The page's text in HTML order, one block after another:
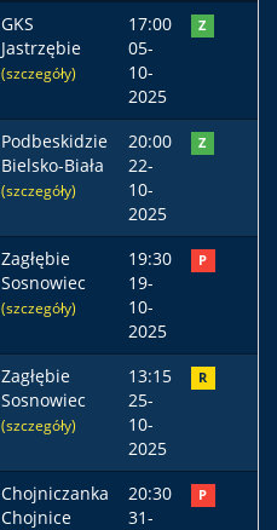
GKS
Jastrzębie
(szczegóły)
17:00
05-
10-
2025
Z
Podbeskidzie
Bielsko-Biała
(szczegóły)
20:00
22-
10-
2025
Z
Zagłębie
Sosnowiec
(szczegóły)
19:30
19-
10-
2025
P
Zagłębie
Sosnowiec
(szczegóły)
13:15
25-
10-
2025
R
Chojniczanka
Chojnice
20:30
31-
P